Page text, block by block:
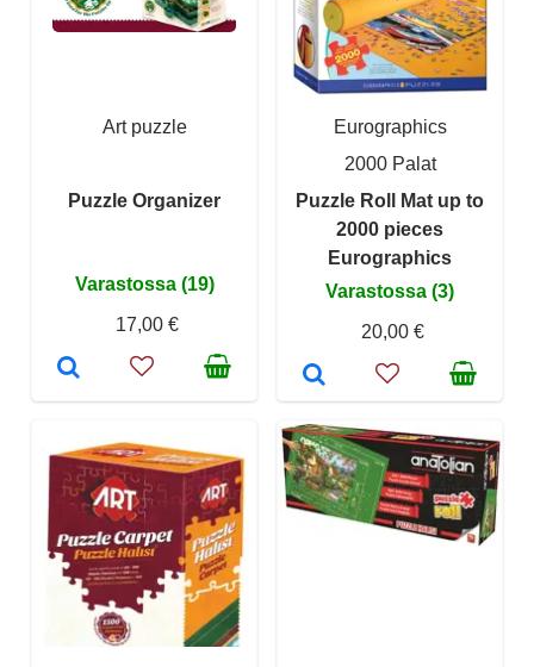
Art puzzle
Puzzle Organizer
Varastossa (19)
17,00 €
Eurographics
2000 Palat
Puzzle Roll Mat up to
2000 pieces
Eurographics
Varastossa (3)
20,00 €